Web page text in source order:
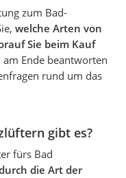
zum Bad-
welche Arten von
Sie beim Kauf
am Ende beantworten
rund um das
gibt es?
fürs Bad
die Art der